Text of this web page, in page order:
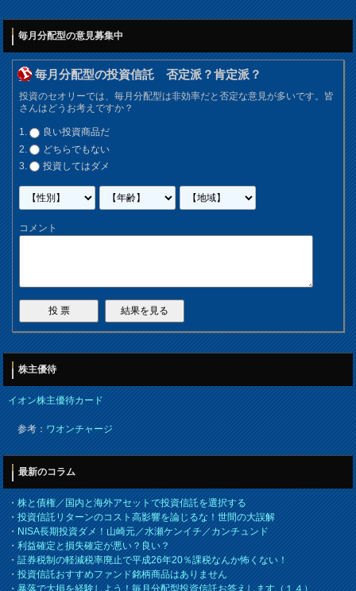
毎月分配型の意見募集中
毎月分配型の投資信託 否定派？肯定派？
投資のセオリーでは、毎月分配型は非効率だと否定な意見が多いです。皆
さんはどうお考えですか？
良い投資商品だ
どちらでもない
投資してはダメ
コメント
株主優待
イオン株主優待カード
参考：ワオンチャージ
最新のコラム
・株と債権／国内と海外アセットで投資信託を選択する
・投資信託リターンのコスト高影響を論じるな！世間の大誤解
・NISA長期投資ダメ！山崎元／水瀬ケンイチ／カンチュンド
・利益確定と損失確定が悪い？良い？
・証券税制の軽減税率廃止で平成26年20％課税なんか怖くない！
・投資信託おすすめファンド銘柄商品はありません